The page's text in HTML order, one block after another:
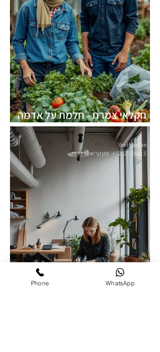
חקלאי צמרת - חלמת על אדמה
ושקט, קיבלת עסק מורכב
Yael Kaplan
5 באוק׳ 2025
זמן קריאה 7 דקות
Phone WhatsApp